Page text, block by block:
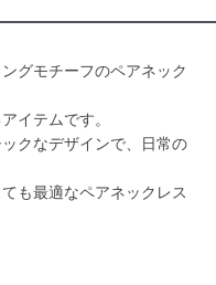
グモチーフのペアネック
イテムです。
クなデザインで、日常の
も最適なペアネックレス